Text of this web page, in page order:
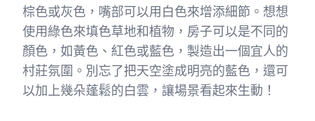
棕色或灰色，嘴部可以用白色來增添細節。想想
使用綠色來填色草地和植物，房子可以是不同的
顏色，如黃色、紅色或藍色，製造出一個宜人的
村莊氛圍。別忘了把天空塗成明亮的藍色，還可
以加上幾朵蓬鬆的白雲，讓場景看起來生動！